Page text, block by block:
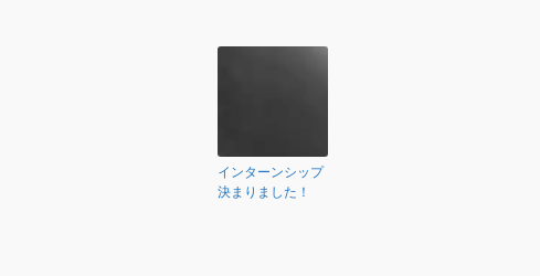
インターンシップ
決まりました！